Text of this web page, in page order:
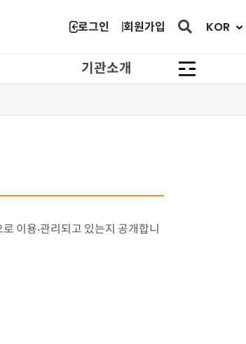
로그인 회원가입 닫힘
KOR
기관소개
이용·관리되고 있는지 공개합니